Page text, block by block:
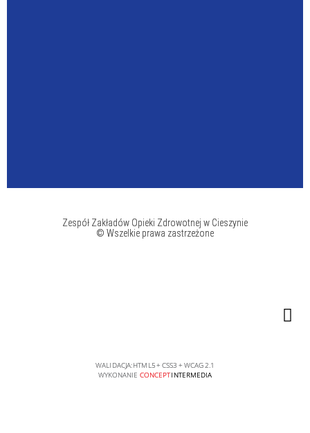
Zespół Zakładów Opieki Zdrowotnej w Cieszynie
© Wszelkie prawa zastrzeżone
WALIDACJA:HTML5+CSS3 +WCAG 2.1
WYKONANIE CONCEPTINTERMEDIA